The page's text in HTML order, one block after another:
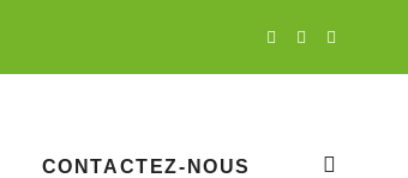
CONTACTEZ-NOUS